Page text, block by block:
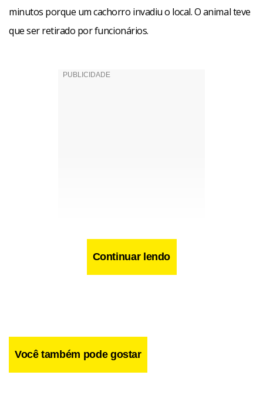
minutos porque um cachorro invadiu o local. O animal teve
que ser retirado por funcionários.
Continuar lendo
Você também pode gostar